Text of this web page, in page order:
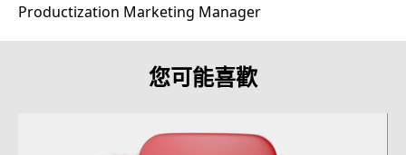
Productization Marketing Manager
您可能喜歡